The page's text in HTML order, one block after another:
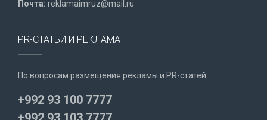
Почта: reklamaimruz@mail.ru
PR-СТАТЬИ И РЕКЛАМА
По вопросам размещения рекламы и PR-статей:
+992 93 100 7777